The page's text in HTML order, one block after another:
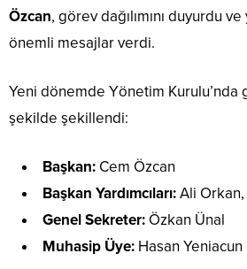
Özcan, görev dağılımını duyurdu
önemli mesajlar verdi.
Yeni dönemde Yönetim Kurulu’nda
şekilde şekillendi:
Başkan: Cem Özcan
Başkan Yardımcıları:Ali Orkan,
Genel Sekreter: Özkan Ünal
Muhasip Üye: Hasan Yeniacun